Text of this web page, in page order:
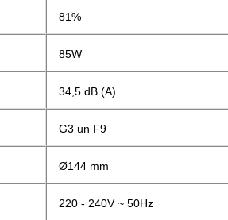
81%
85W
34,5 dB (A)
G3 un F9
Ø144 mm
220 - 240V ~ 50Hz